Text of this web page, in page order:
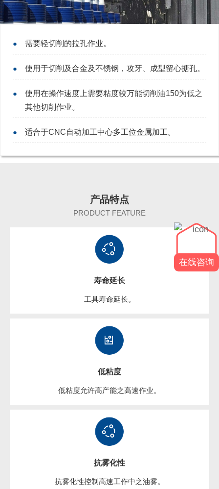
● 需要轻切削的拉孔作业。
● 使用于切削及合金及不锈钢，攻牙、成型留心搪孔。
●
使用在操作速度上需要粘度较万能切削油150为低之
其他切削作业。
● 适合于CNC自动加工中心多工位金属加工。
产品特点
PRODUCT FEATURE
寿命延长
工具寿命延长。
低粘度
低粘度允许高产能之高速作业。
抗雾化性
抗雾化性控制高速工作中之油雾。
在线咨询